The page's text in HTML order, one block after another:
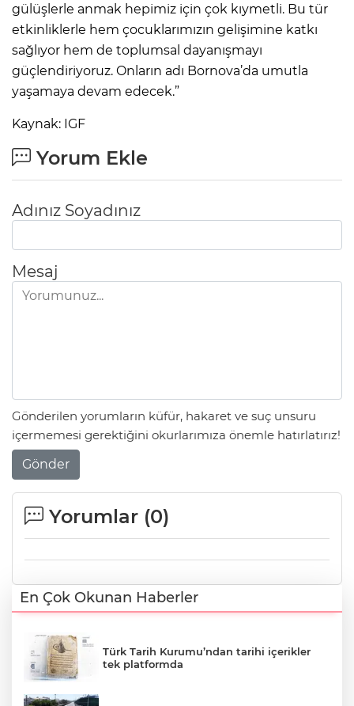
gülüşlerle anmak hepimiz için çok kıymetli. Bu tür
etkinliklerle hem çocuklarımızın gelişimine katkı
sağlıyor hem de toplumsal dayanışmayı
güçlendiriyoruz. Onların adı Bornova’da umutla
yaşamaya devam edecek.”
Kaynak: IGF
Yorum Ekle
Adınız Soyadınız
Mesaj
Gönderilen yorumların küfür, hakaret ve suç unsuru
içermemesi gerektiğini okurlarımıza önemle hatırlatırız!
Gönder
Yorumlar (0)
En Çok Okunan Haberler
Türk Tarih Kurumu’ndan tarihi içerikler
tek platformda